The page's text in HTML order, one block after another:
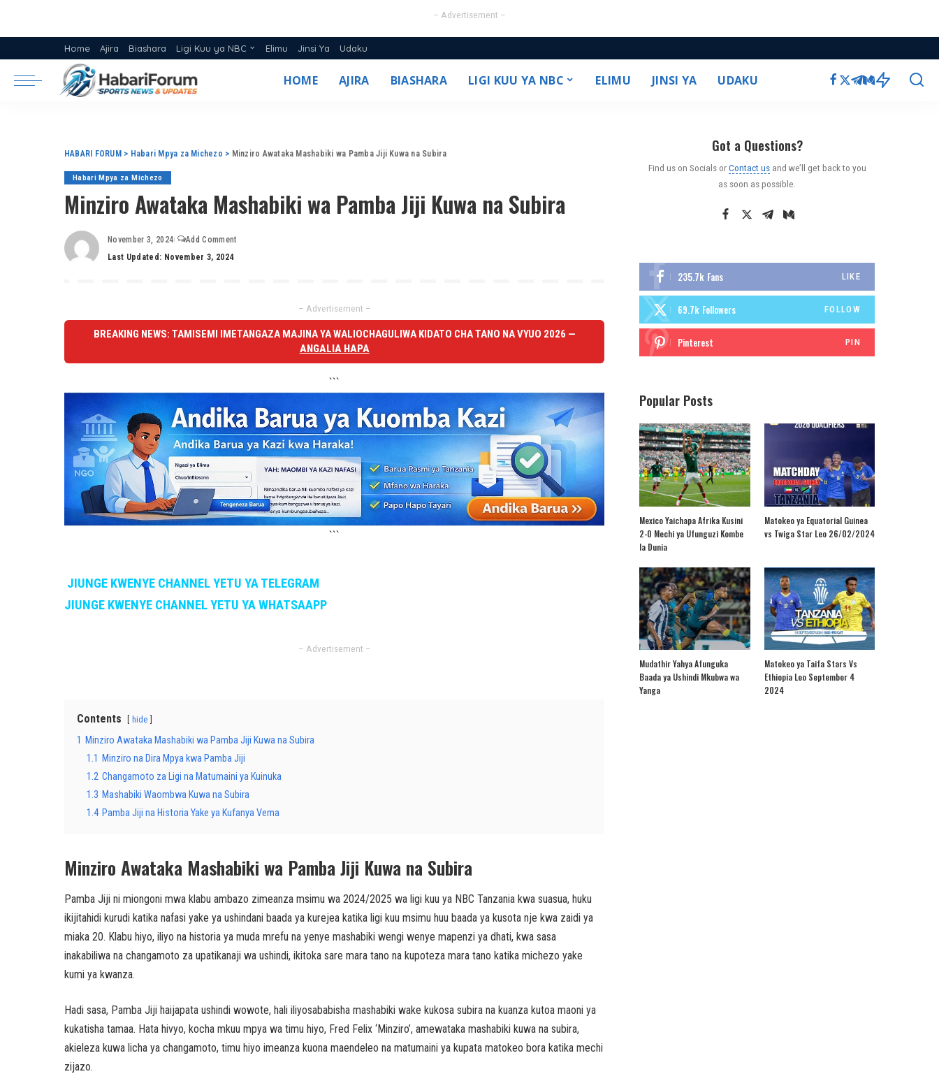
– Advertisement –
Home Ajira Biashara Ligi Kuu ya NBC
Msimamo Ligi Kuu ya NBC 2025/26
Elimu Jinsi Ya Udaku
HOME AJIRA BIASHARA LIGI KUU YA NBC ELIMU JINSI YA UDAKU
HABARI FORUM > Habari Mpya za Michezo > Minziro Awataka Mashabiki wa Pamba Jiji Kuwa na Subira
Habari Mpya za Michezo
Minziro Awataka Mashabiki wa Pamba Jiji Kuwa na Subira
November 3, 2024
Add Comment
Last Updated: November 3, 2024
– Advertisement –
BREAKING NEWS: TAMISEMI IMETANGAZA MAJINA YA WALIOCHAGULIWA KIDATO CHA TANO NA VYUO 2026 —
ANGALIA HAPA
```
```
JIUNGE KWENYE CHANNEL YETU YA TELEGRAM
JIUNGE KWENYE CHANNEL YETU YA WHATSAAPP
– Advertisement –
Contents hide
1 Minziro Awataka Mashabiki wa Pamba Jiji Kuwa na Subira
1.1 Minziro na Dira Mpya kwa Pamba Jiji
1.2 Changamoto za Ligi na Matumaini ya Kuinuka
1.3 Mashabiki Waombwa Kuwa na Subira
1.4 Pamba Jiji na Historia Yake ya Kufanya Vema
Minziro Awataka Mashabiki wa Pamba Jiji Kuwa na Subira
Pamba Jiji ni miongoni mwa klabu ambazo zimeanza msimu wa 2024/2025 wa ligi kuu ya NBC Tanzania kwa suasua, huku
ikijitahidi kurudi katika nafasi yake ya ushindani baada ya kurejea katika ligi kuu msimu huu baada ya kusota nje kwa zaidi ya
miaka 20. Klabu hiyo, iliyo na historia ya muda mrefu na yenye mashabiki wengi wenye mapenzi ya dhati, kwa sasa
inakabiliwa na changamoto za upatikanaji wa ushindi, ikitoka sare mara tano na kupoteza mara tano katika michezo yake
kumi ya kwanza.
Hadi sasa, Pamba Jiji haijapata ushindi wowote, hali iliyosababisha mashabiki wake kukosa subira na kuanza kutoa maoni ya
kukatisha tamaa. Hata hivyo, kocha mkuu mpya wa timu hiyo, Fred Felix ‘Minziro’, amewataka mashabiki kuwa na subira,
akieleza kuwa licha ya changamoto, timu hiyo imeanza kuona maendeleo na matumaini ya kupata matokeo bora katika mechi
zijazo.
Got a Questions?
Find us on Socials orContact usand we’ll get back to you
as soon as possible.
235.7k Fans LIKE
69.7k Followers FOLLOW
Pinterest PIN
Popular Posts
Mexico Yaichapa Afrika Kusini
2-0 Mechi ya Ufunguzi Kombe
la Dunia
Matokeo ya Equatorial Guinea
vs Twiga Star Leo 26/02/2024
Mudathir Yahya Afunguka
Baada ya Ushindi Mkubwa wa
Yanga
Matokeo ya Taifa Stars Vs
Ethiopia Leo September 4
2024